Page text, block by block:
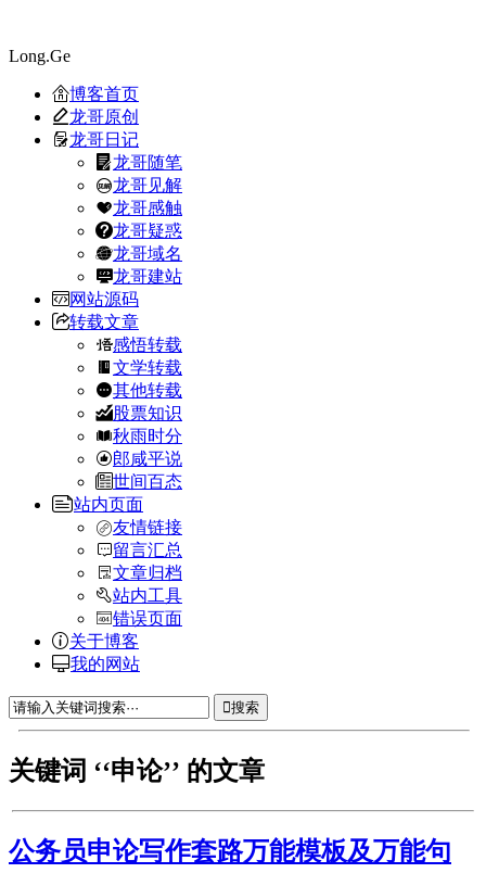
Long.Ge
博客首页
龙哥原创
龙哥日记
龙哥随笔
龙哥见解
龙哥感触
龙哥疑惑
龙哥域名
龙哥建站
网站源码
转载文章
感悟转载
文学转载
其他转载
股票知识
秋雨时分
郎咸平说
世间百态
站内页面
友情链接
留言汇总
文章归档
站内工具
错误页面
关于博客
我的网站
搜索
关键词 ‘‘申论’’ 的文章
公务员申论写作套路万能模板及万能句